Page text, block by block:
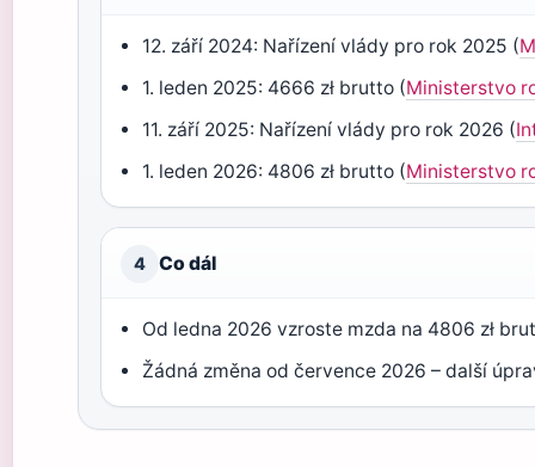
12. září 2024: Nařízení vlády pro rok 2025 (
1. leden 2025: 4666 zł brutto (Ministerstvo
11. září 2025: Nařízení vlády pro rok 2026 (
1. leden 2026: 4806 zł brutto (Ministerstvo
4 Co dál
Od ledna 2026 vzroste mzda na 4806 zł
Žádná změna od července 2026 – další